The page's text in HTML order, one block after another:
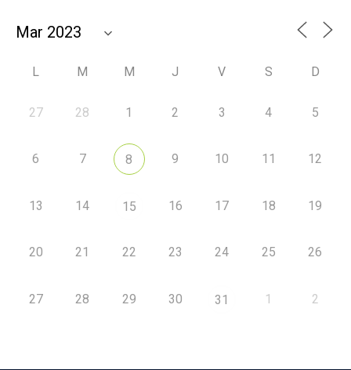
L M M J V S D
27 28 1 2 3 4 5
6 7 8 9 10 11 12
13 14 15 16 17 18 19
20 21 22 23 24 25 26
27 28 29 30 31 1 2